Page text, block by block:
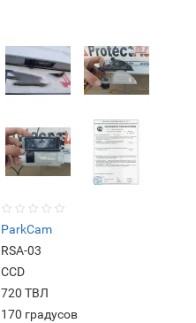
ParkCam
RSA-03
СCD
720 ТВЛ
170 градусов